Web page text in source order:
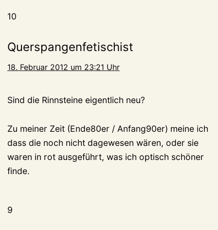
10
Querspangenfetischist
18. Februar 2012 um 23:21 Uhr
Sind die Rinnsteine eigentlich neu?
Zu meiner Zeit (Ende80er / Anfang90er) meine ich
dass die noch nicht dagewesen wären, oder sie
waren in rot ausgeführt, was ich optisch schöner
finde.
9